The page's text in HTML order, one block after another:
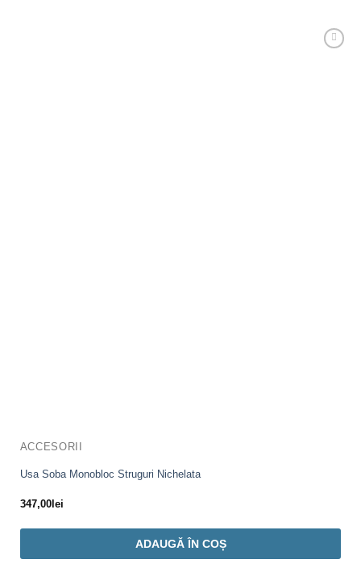
ACCESORII
Usa Soba Monobloc Struguri Nichelata
347,00lei
ADAUGĂ ÎN COȘ